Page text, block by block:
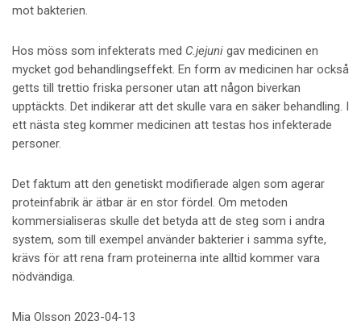
mot bakterien.
Hos möss som infekterats med C.jejunigav medicinen en
mycket god behandlingseffekt. En form av medicinen har också
getts till trettio friska personer utan att någon biverkan
upptäckts. Det indikerar att det skulle vara en säker behandling. I
ett nästa steg kommer medicinen att testas hos infekterade
personer.
Det faktum att den genetiskt modifierade algen som agerar
proteinfabrik är ätbar är en stor fördel. Om metoden
kommersialiseras skulle det betyda att de steg som i andra
system, som till exempel använder bakterier i samma syfte,
krävs för att rena fram proteinerna inte alltid kommer vara
nödvändiga.
Mia Olsson 2023-04-13